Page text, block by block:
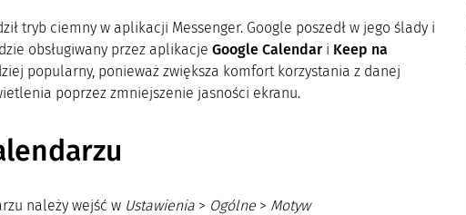
tryb ciemny w aplikacji Messenger. Google poszedł w jego ślady i
obsługiwany przez aplikacje Google Calendari Keep na
popularny, ponieważ zwiększa komfort korzystania z danej
poprzez zmniejszenie jasności ekranu.
należy wejść w Ustawienia > Ogólne > Motyw